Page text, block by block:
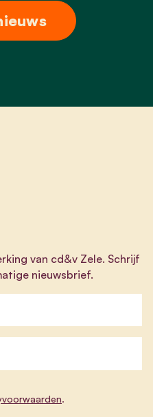
van cd&v Zele. Schrijf
nieuwsbrief.
.